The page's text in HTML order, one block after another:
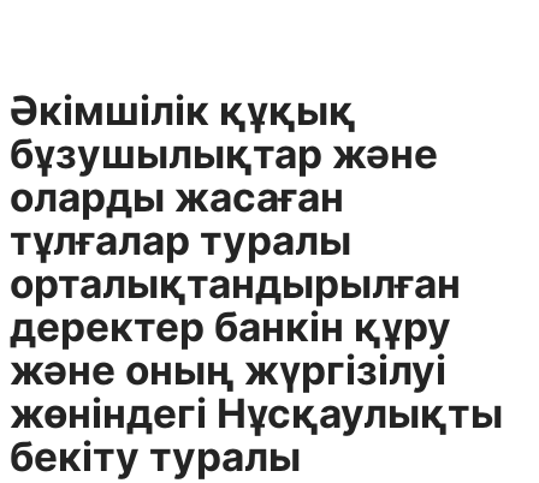
Әкімшілік құқық
бұзушылықтар және
оларды жасаған
тұлғалар туралы
орталықтандырылған
деректер банкін құру
және оның жүргізілуі
жөніндегі Нұсқаулықты
бекіту туралы